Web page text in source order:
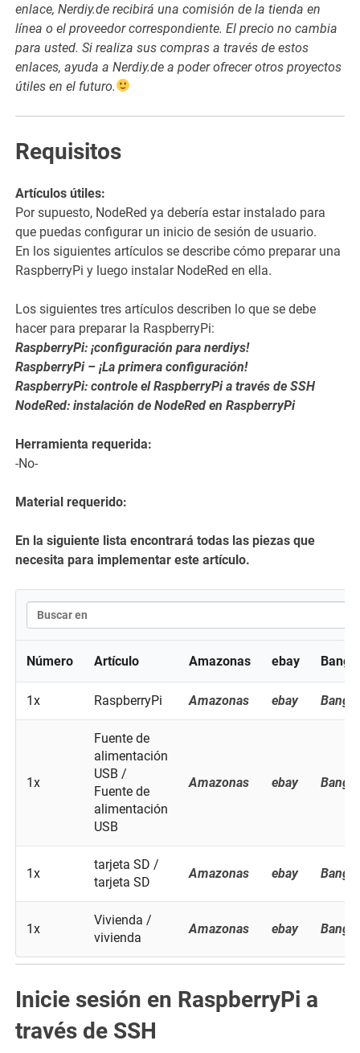
enlace, Nerdiy.de recibirá una comisión de la tienda en
línea o el proveedor correspondiente. El precio no cambia
para usted. Si realiza sus compras a través de estos
enlaces, ayuda a Nerdiy.de a poder ofrecer otros proyectos
útiles en el futuro.
Requisitos
Artículos útiles:
Por supuesto, NodeRed ya debería estar instalado para
que puedas configurar un inicio de sesión de usuario.
En los siguientes artículos se describe cómo preparar una
RaspberryPi y luego instalar NodeRed en ella.
Los siguientes tres artículos describen lo que se debe
hacer para preparar la RaspberryPi:
RaspberryPi: ¡configuración para nerdiys!
RaspberryPi – ¡La primera configuración!
RaspberryPi: controle el RaspberryPi a través de SSH
NodeRed: instalación de NodeRed en RaspberryPi
Herramienta requerida:
-No-
Material requerido:
En la siguiente lista encontrará todas las piezas que
necesita para implementar este artículo.
Número Artículo Amazonas ebay
1x RaspberryPi Amazonas ebay
1x
Fuente de
alimentación
USB /
Fuente de
alimentación
USB
Amazonas ebay
1x
tarjeta SD /
tarjeta SD
Amazonas ebay
1x
Vivienda /
vivienda
Amazonas ebay
Inicie sesión en RaspberryPi a
través de SSH